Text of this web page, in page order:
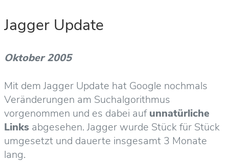
Jagger Update
Oktober 2005
Mit dem Jagger Update hat Google nochmals
Veränderungen am Suchalgorithmus
vorgenommen und es dabei aufunnatürliche
Links abgesehen. Jagger wurde Stück für Stück
umgesetzt und dauerte insgesamt 3 Monate
lang.